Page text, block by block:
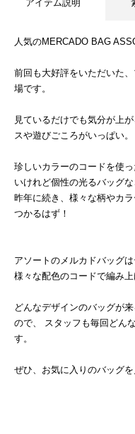
アイテム説明
人気のMERCADO BAG
前回も大好評をいただいた
場です。
見ているだけでも気分が上
スや遊びごころがいっぱい。
珍しいカラーのコードを使
いけれど個性の光るバッグな
昨年に続き、様々な柄やカ
つかるはず！
アソートのメルカドバッグ
様々な配色のコードで編み
どんなデザインのバッグが
ので、 スタッフも毎回どん
す。
ぜひ、お気に入りのバッグを